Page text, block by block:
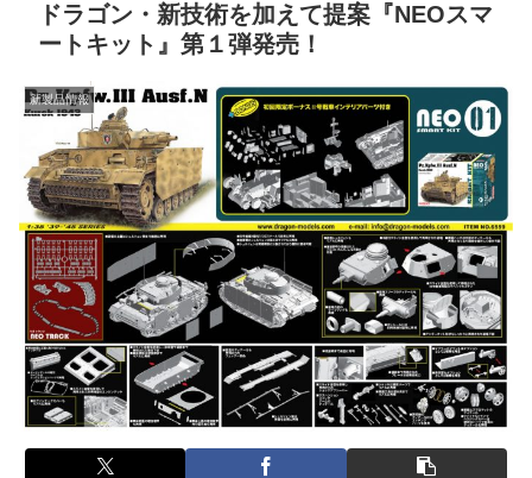
ドラゴン・新技術を加えて提案『NEOスマ
ートキット』第１弾発売！
新製品情報